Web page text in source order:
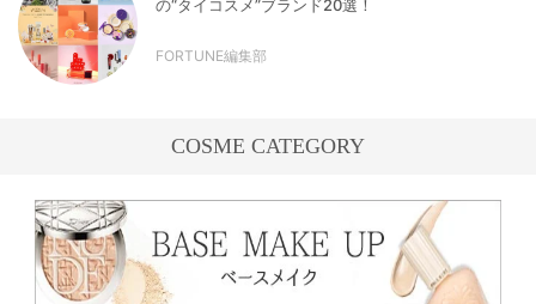
の“タイコスメ”ブランド20選！
FORTUNE編集部
COSME CATEGORY